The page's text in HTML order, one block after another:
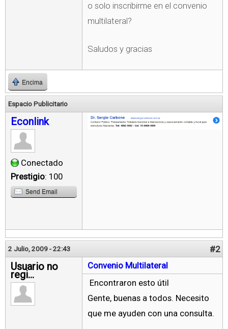
o solo inscribirme en el convenio
multilateral?
Saludos y gracias
Encima
Espacio Publicitario
Econlink
Conectado
Prestigio: 100
Send Email
2 Julio, 2009 - 22:43 #2
Usuario no
regi...
Convenio Multilateral
Encontraron esto útil
Gente, buenas a todos. Necesito
que me ayuden con una consulta.